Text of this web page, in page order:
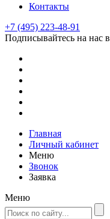
Контакты
+7 (495) 223-48-91
Подписывайтесь на нас
Главная
Личный кабинет
Меню
Звонок
Заявка
Меню